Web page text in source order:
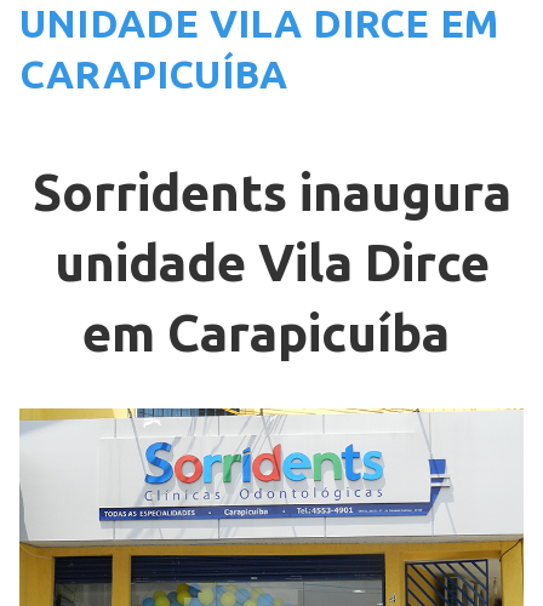
UNIDADE VILA DIRCE EM
CARAPICUÍBA
Sorridents inaugura
unidade Vila Dirce
em Carapicuíba